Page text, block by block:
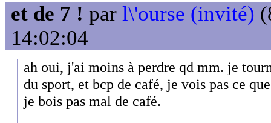
et de 7 ! par l\'ourse (invité)
14:02:04
ah oui, j'ai moins à perdre qd mm. je
du sport, et bcp de café, je vois pas ce
je bois pas mal de café.